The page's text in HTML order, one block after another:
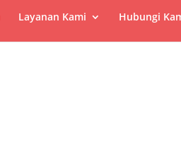
Layanan Kami Hubungi